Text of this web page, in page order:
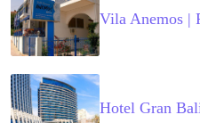
Vila Anemos |
Hotel Gran